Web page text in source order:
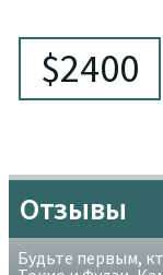
🗿
🏯
⛩️ Асакуса и
🗻
🌸 Аракураяма
🛖
$2400
Отзывы
Будьте первым,